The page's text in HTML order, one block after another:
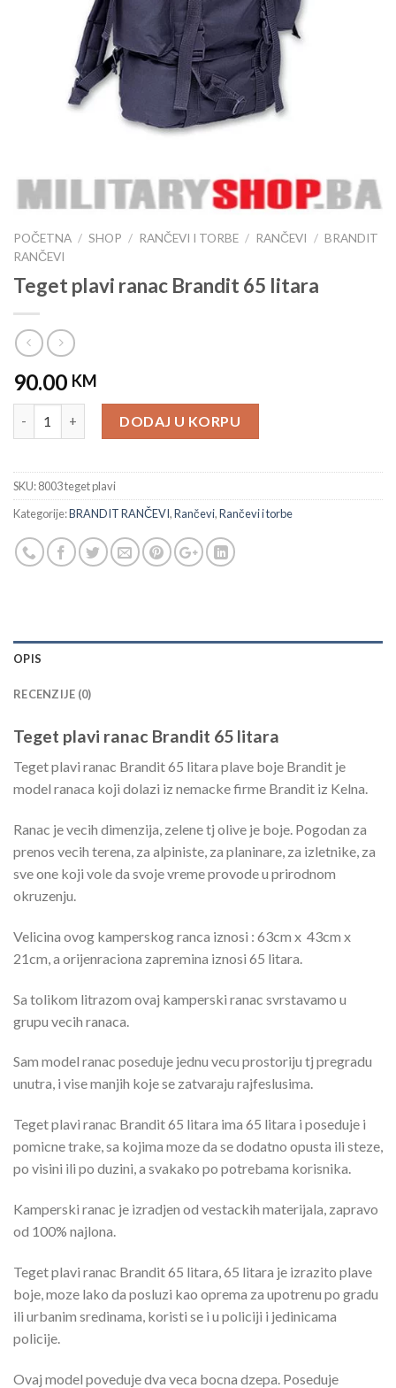
POČETNA / SHOP / RANČEVI I TORBE / RANČEVI / BRANDIT
RANČEVI
Teget plavi ranac Brandit 65 litara
90.00 KM
DODAJ U KORPU
SKU:8003 teget plavi
Kategorije:BRANDIT RANČEVI,Rančevi,Rančevi i torbe
OPIS
RECENZIJE (0)
Teget plavi ranac Brandit 65 litara
Teget plavi ranac Brandit 65 litara plave boje Brandit je
model ranaca koji dolazi iz nemacke firme Brandit iz Kelna.
Ranac je vecih dimenzija, zelene tj olive je boje. Pogodan za
prenos vecih terena, za alpiniste, za planinare, za izletnike, za
sve one koji vole da svoje vreme provode u prirodnom
okruzenju.
Velicina ovog kamperskog ranca iznosi : 63cm x 43cm x
21cm, a orijenraciona zapremina iznosi 65 litara.
Sa tolikom litrazom ovaj kamperski ranac svrstavamo u
grupu vecih ranaca.
Sam model ranac poseduje jednu vecu prostoriju tj pregradu
unutra, i vise manjih koje se zatvaraju rajfeslusima.
Teget plavi ranac Brandit 65 litara ima 65 litara i poseduje i
pomicne trake, sa kojima moze da se dodatno opusta ili steze,
po visini ili po duzini, a svakako po potrebama korisnika.
Kamperski ranac je izradjen od vestackih materijala, zapravo
od 100% najlona.
Teget plavi ranac Brandit 65 litara, 65 litara je izrazito plave
boje, moze lako da posluzi kao oprema za upotrenu po gradu
ili urbanim sredinama, koristi se i u policiji i jedinicama
policije.
Ovaj model poveduje dva veca bocna dzepa. Poseduje